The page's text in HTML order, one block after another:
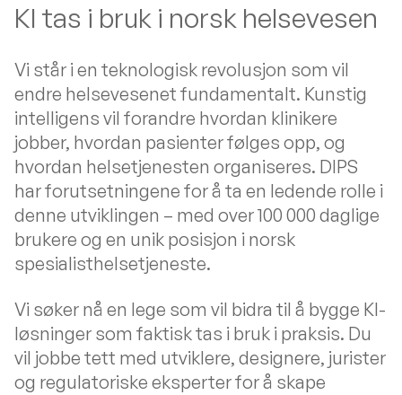
KI tas i bruk i norsk helsevesen
Vi står i en teknologisk revolusjon som vil
endre helsevesenet fundamentalt. Kunstig
intelligens vil forandre hvordan klinikere
jobber, hvordan pasienter følges opp, og
hvordan helsetjenesten organiseres. DIPS
har forutsetningene for å ta en ledende rolle i
denne utviklingen – med over 100 000 daglige
brukere og en unik posisjon i norsk
spesialisthelsetjeneste.
Vi søker nå en lege som vil bidra til å bygge KI-
løsninger som faktisk tas i bruk i praksis. Du
vil jobbe tett med utviklere, designere, jurister
og regulatoriske eksperter for å skape